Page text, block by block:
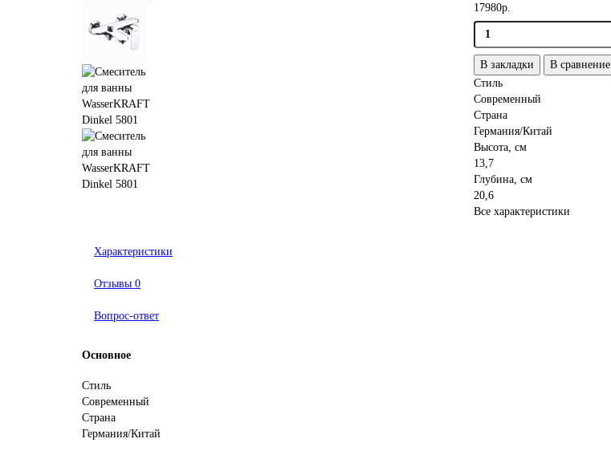
17980р.
В закладки
В сравнение
Стиль
Современный
Страна
Германия/Китай
Высота, см
13,7
Глубина, см
20,6
Все характеристики
Характеристики
Отзывы 0
Вопрос-ответ
Основное
Стиль
Современный
Страна
Германия/Китай